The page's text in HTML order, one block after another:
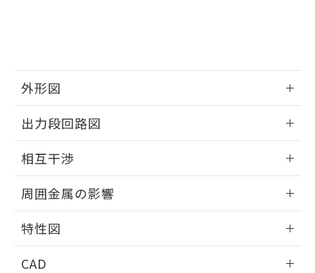
外形図
外形図
出力段回路図
出力段回路図
相互干渉
相互干渉
周囲金属の影響
周囲金属の影響
特性図
CAD
※当社の共同利用者とは、"個人情報
※本証明書は発行日時点で非含有を証明す
るもので、過去に遡って非含有を証明する
ものではありません。
また、RoHS指令のフタル酸エステル類４
物質の対応では、対応完了までの期間は出
荷製品に未対応品が混在することから備考
既に当社にて対応品への在庫切替を完了
していることから、特段のことがない限
り、2022年1月12日より割愛しておりま